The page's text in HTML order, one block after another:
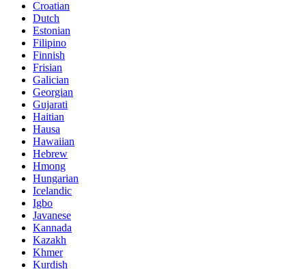
Croatian
Dutch
Estonian
Filipino
Finnish
Frisian
Galician
Georgian
Gujarati
Haitian
Hausa
Hawaiian
Hebrew
Hmong
Hungarian
Icelandic
Igbo
Javanese
Kannada
Kazakh
Khmer
Kurdish